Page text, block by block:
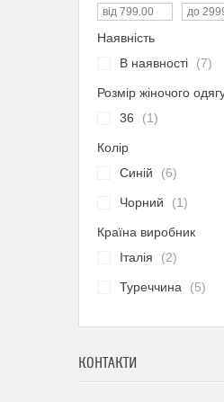
Наявність
В наявності
7
Розмір жіночого
36
1
Колір
Синій
6
Чорний 1
Країна виробник
Італія
2
Туреччина 5
КОНТАКТИ